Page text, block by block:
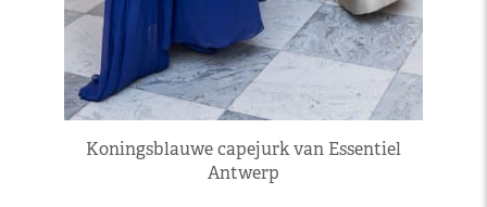
Koningsblauwe capejurk van Essentiel
Antwerp